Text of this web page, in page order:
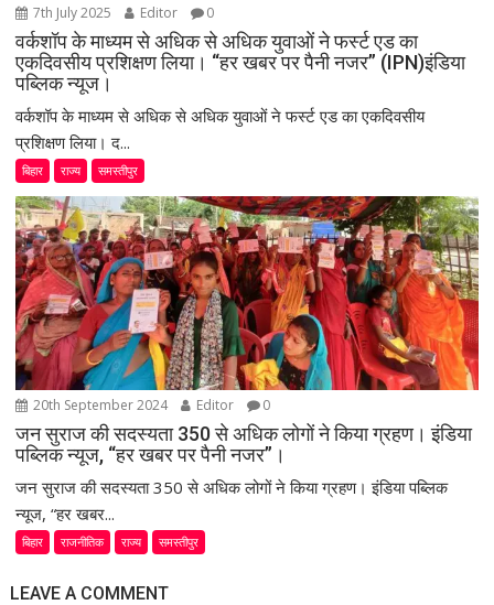
7th July 2025 Editor 0
वर्कशॉप के माध्यम से अधिक से अधिक युवाओं ने फर्स्ट एड का
एकदिवसीय प्रशिक्षण लिया। “हर खबर पर पैनी नजर” (IPN)इंडिया
पब्लिक न्यूज।
वर्कशॉप के माध्यम से अधिक से अधिक युवाओं ने फर्स्ट एड का एकदिवसीय
प्रशिक्षण लिया। द...
बिहार राज्य समस्तीपुर
20th September 2024 Editor 0
जन सुराज की सदस्यता 350 से अधिक लोगों ने किया ग्रहण। इंडिया
पब्लिक न्यूज, “हर खबर पर पैनी नजर”।
जन सुराज की सदस्यता 350 से अधिक लोगों ने किया ग्रहण। इंडिया पब्लिक
न्यूज, “हर खबर...
बिहार राजनीतिक राज्य समस्तीपुर
LEAVE A COMMENT